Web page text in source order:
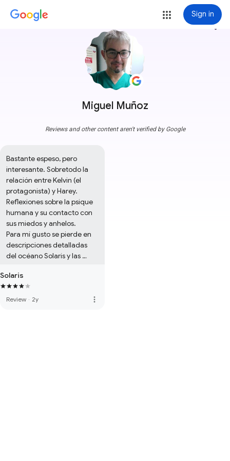
Sign in
Miguel Muñoz
more_vert
Reviews and other content aren't verified by Google
Bastante espeso, pero
interesante. Sobretodo la
relación entre Kelvin (el
protagonista) y Harey.
Reflexiones sobre la psique
humana y su contacto con
sus miedos y anhelos.
Para mí gusto se pierde en
descripciones detalladas
del océano Solaris y las
Además, si has visto la
película antes de leerlo,
Kelvin siempre tendrá el
Solaris
Review · 2y more_vert